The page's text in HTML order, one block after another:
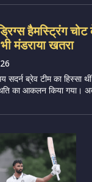
हैमस्ट्रिंग
मंडराया खतरा
सदर्न ब्रेव टीम का हिस्सा
का आकलन किया गया।